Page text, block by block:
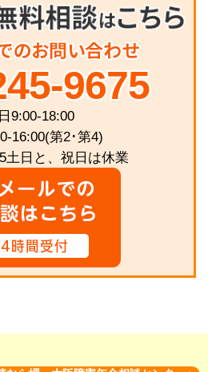
9675
9:00-18:00
16:00(第2･第4)
土日と、祝日は休業